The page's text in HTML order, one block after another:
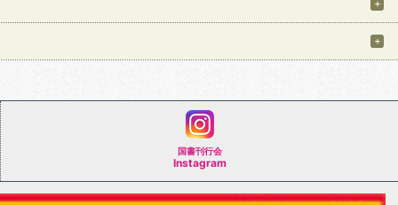
国書刊行会
Instagram